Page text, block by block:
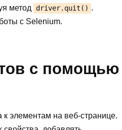
метод driver.quit() .
с Selenium.
с помощью
элементам на веб-странице.